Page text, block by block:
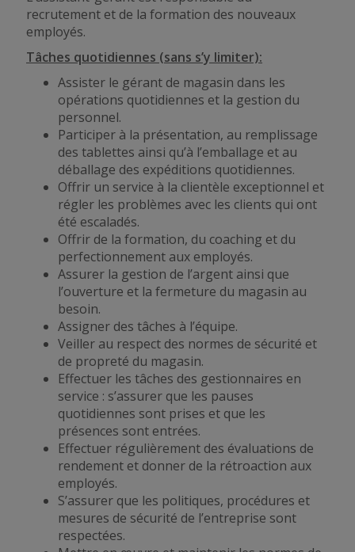
recrutement et de la formation des nouveaux
employés.
Tâches quotidiennes (sans s’y limiter):
Assister le gérant de magasin dans les
opérations quotidiennes et la gestion du
personnel.
Participer à la présentation, au remplissage
des tablettes ainsi qu’à l’emballage et au
déballage des expéditions quotidiennes.
Offrir un service à la clientèle exceptionnel et
régler les problèmes avec les clients qui ont
été escaladés.
Offrir de la formation, du coaching et du
perfectionnement aux employés.
Assurer la gestion de l’argent ainsi que
l’ouverture et la fermeture du magasin au
besoin.
Assigner des tâches à l’équipe.
Veiller au respect des normes de sécurité et
de propreté du magasin.
Effectuer les tâches des gestionnaires en
service : s’assurer que les pauses
quotidiennes sont prises et que les
présences sont entrées.
Effectuer régulièrement des évaluations de
rendement et donner de la rétroaction aux
employés.
S’assurer que les politiques, procédures et
mesures de sécurité de l’entreprise sont
respectées.